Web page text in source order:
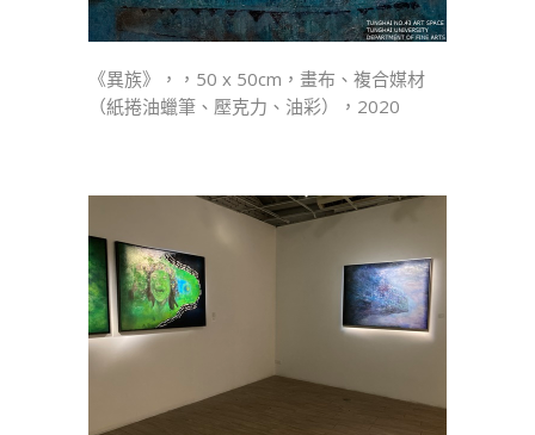
《異族》，，50 x 50cm，畫布、複合媒材
（紙捲油蠟筆、壓克力、油彩），2020